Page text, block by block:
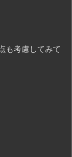
も考慮してみて